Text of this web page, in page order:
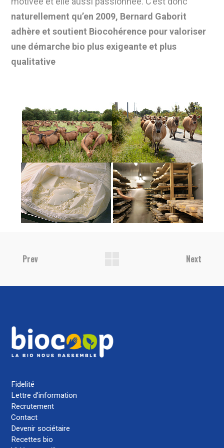
naturellement qu’en 2009, Bernard Gaborit
adhère et soutient Biocohérence pour valoriser
une démarche bio plus exigeante et plus
qualitative
Prev Next
Fidelité
Lettre d’information
Recrutement
Contact
Devenir sociétaire
Recettes bio